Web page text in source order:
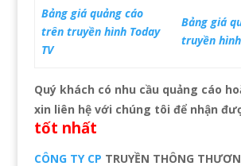
Bảng giá quảng cáo
trên truyền hình Today
TV
Bảng giá
truyền
Quý khách có nhu cầu quảng cáo
xin liên hệ với chúng tôi để nhận
tốt nhất
CÔNG TYCP TRUYỀN THÔNG